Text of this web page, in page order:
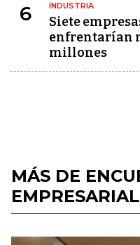
6 INDUSTRIA
Siete
enfrentarían
millones
MÁS DE